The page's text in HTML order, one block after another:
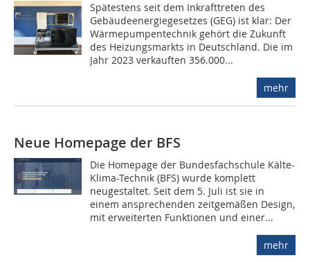
Spätestens seit dem Inkrafttreten des
Gebäudeenergiegesetzes (GEG) ist klar: Der
Wärmepumpentechnik gehört die Zukunft
des Heizungsmarkts in Deutschland. Die im
Jahr 2023 verkauften 356.000...
mehr
Neue Homepage der BFS
Die Homepage der Bundesfachschule Kälte-
Klima-Technik (BFS) wurde komplett
neugestaltet. Seit dem 5. Juli ist sie in
einem ansprechenden zeitgemäßen Design,
mit erweiterten Funktionen und einer...
mehr